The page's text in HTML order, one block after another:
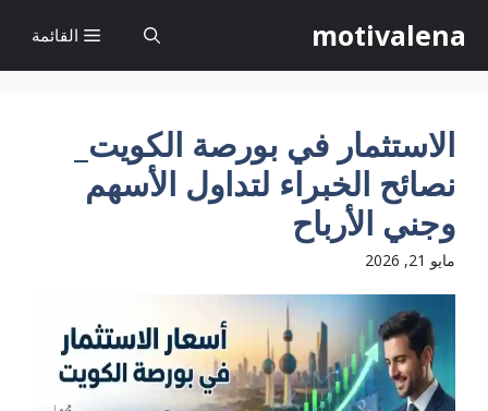
إلى
المحتوى
motivalena القائمة
الاستثمار في بورصة الكويت_
نصائح الخبراء لتداول الأسهم
وجني الأرباح
مايو 21, 2026